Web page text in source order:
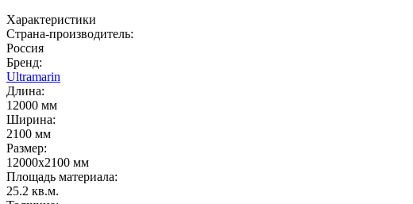
Характеристики
Страна-производитель:
Россия
Бренд:
Ultramarin
Длина:
12000 мм
Ширина:
2100 мм
Размер:
12000х2100 мм
Площадь материала:
25.2 кв.м.